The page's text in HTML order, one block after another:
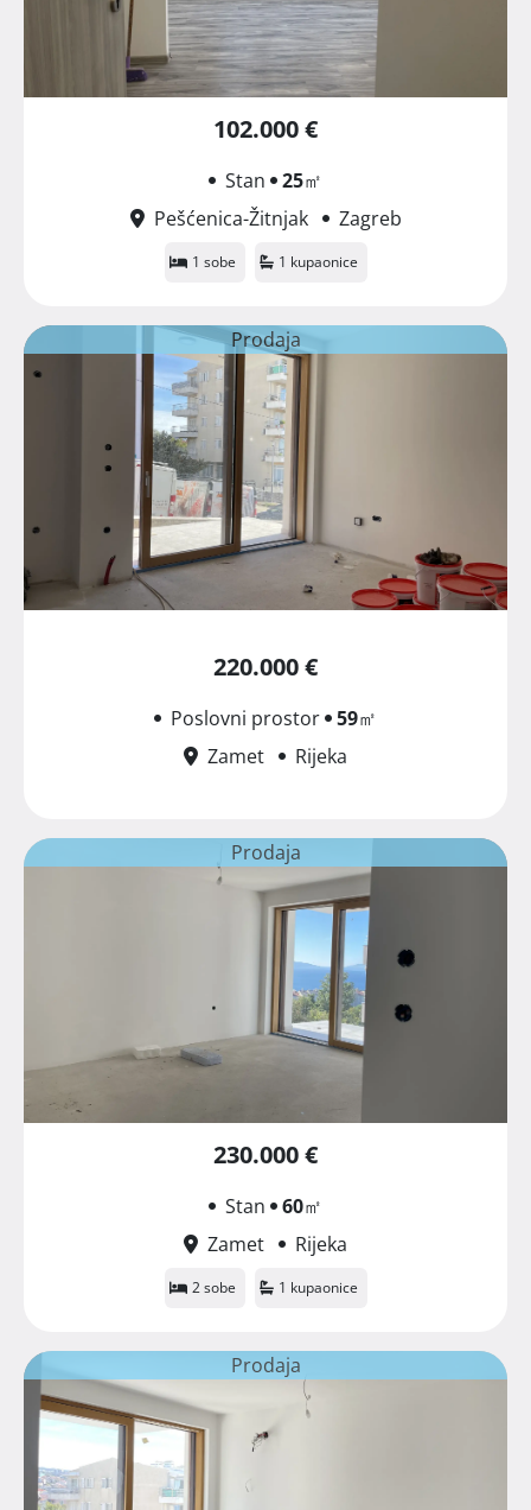
102.000 €
Stan 25㎡
Pešćenica-Žitnjak
Zagreb
1 sobe 1 kupaonice
Prodaja
220.000 €
Poslovni prostor 59㎡
Zamet
Rijeka
Prodaja
230.000 €
Stan 60㎡
Zamet
Rijeka
2 sobe 1 kupaonice
Prodaja